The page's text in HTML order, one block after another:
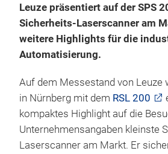
Leuze präsentiert auf der SPS
Sicherheits-Laserscanner am
weitere Highlights für die
Automatisierung.
Auf dem Messestand von Leuze
in Nürnberg mit dem RSL 200
kompaktes Highlight auf die
Unternehmensangaben kleinste
Laserscanner am Markt. Er